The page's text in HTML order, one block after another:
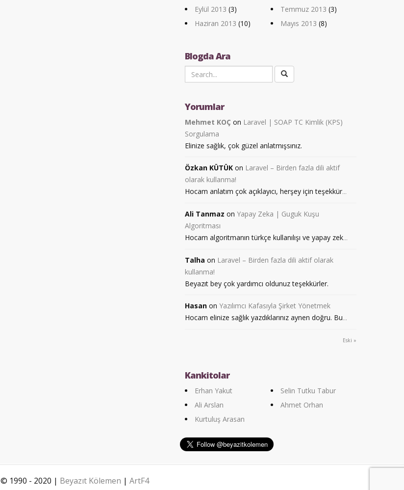
Eylül 2013 (3) Temmuz 2013 (3)
Haziran 2013 (10) Mayıs 2013 (8)
Blogda Ara
Yorumlar
Mehmet KOÇ on Laravel | SOAP TC Kimlik (KPS)
Sorgulama
Elinize sağlık, çok güzel anlatmışsınız.
Özkan KÜTÜK on Laravel – Birden fazla dili aktif
olarak kullanma!
Hocam anlatım çok açıklayıcı, herşey için teşekkür...
Ali Tanmaz on Yapay Zeka | Guguk Kuşu
Algoritması
Hocam algoritmanın türkçe kullanılışı ve yapay zek...
Talha on Laravel – Birden fazla dili aktif olarak
kullanma!
Beyazıt bey çok yardımcı oldunuz teşekkürler.
Hasan on Yazılımcı Kafasıyla Şirket Yönetmek
Hocam elinize sağlık yazdıklarınız aynen doğru. Bu...
Eski »
Kankitolar
Erhan Yakut
Selin Tutku Tabur
Ali Arslan
Ahmet Orhan
Kurtuluş Arasan
© 1990 - 2020 | Beyazıt Kölemen | ArtF4